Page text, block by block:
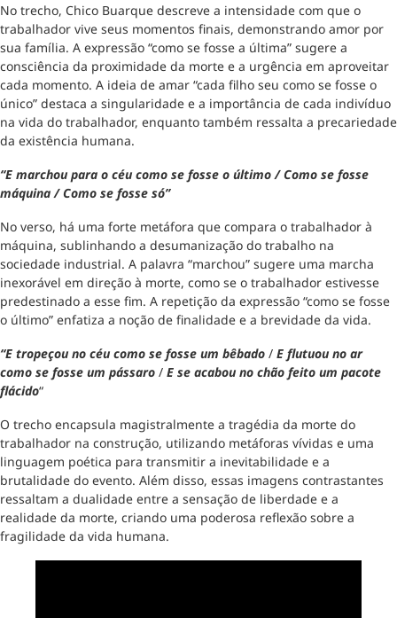
No trecho, Chico Buarque descreve a intensidade com que o
trabalhador vive seus momentos finais, demonstrando amor por
sua família. A expressão “como se fosse a última” sugere a
consciência da proximidade da morte e a urgência em aproveitar
cada momento. A ideia de amar “cada filho seu como se fosse o
único” destaca a singularidade e a importância de cada indivíduo
na vida do trabalhador, enquanto também ressalta a precariedade
da existência humana.
“E marchou para o céu como se fosse o último / Como se fosse
máquina / Como se fosse só”
No verso, há uma forte metáfora que compara o trabalhador à
máquina, sublinhando a desumanização do trabalho na
sociedade industrial. A palavra “marchou” sugere uma marcha
inexorável em direção à morte, como se o trabalhador estivesse
predestinado a esse fim. A repetição da expressão “como se fosse
o último” enfatiza a noção de finalidade e a brevidade da vida.
“E tropeçou no céu como se fosse um bêbado / E flutuou no ar
como se fosse um pássaro / E se acabou no chão feito um pacote
flácido“
O trecho encapsula magistralmente a tragédia da morte do
trabalhador na construção, utilizando metáforas vívidas e uma
linguagem poética para transmitir a inevitabilidade e a
brutalidade do evento. Além disso, essas imagens contrastantes
ressaltam a dualidade entre a sensação de liberdade e a
realidade da morte, criando uma poderosa reflexão sobre a
fragilidade da vida humana.